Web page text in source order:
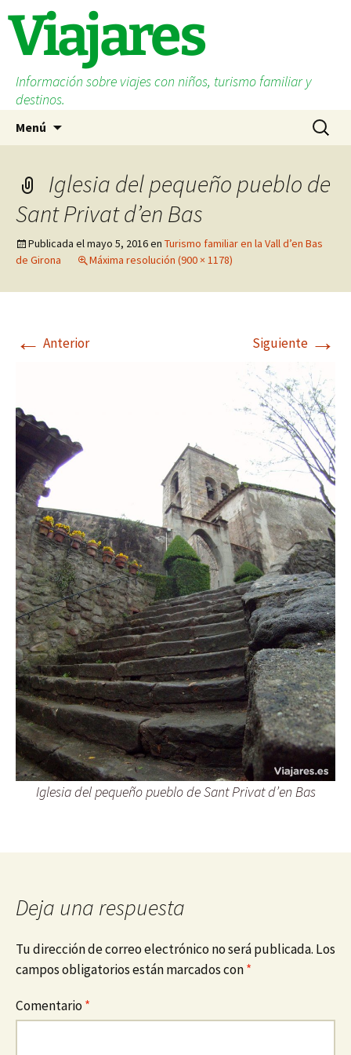
contenido
Viajares
Información sobre viajes con niños, turismo familiar y
destinos.
Menú Buscar:
Iglesia del pequeño pueblo de
Sant Privat d’en Bas
Publicada elmayo 5, 2016en Turismo familiar en la Vall d’en Bas
de Girona
Máxima resolución (900 × 1178)
← Anterior Siguiente →
Iglesia del pequeño pueblo de Sant Privat d’en Bas
Deja una respuesta
Tu dirección de correo electrónico no será publicada. Los
campos obligatorios están marcados con*
Comentario*